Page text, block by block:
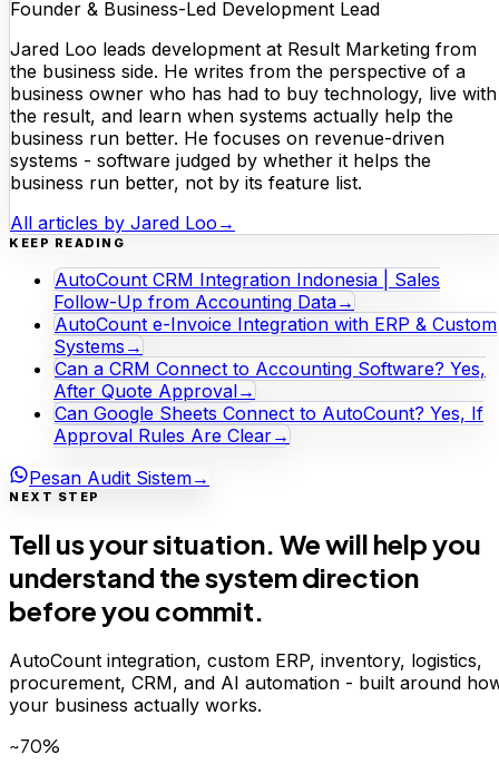
Founder & Business-Led Development Lead
Jared Loo leads development at Result Marketing from
the business side. He writes from the perspective of a
business owner who has had to buy technology, live with
the result, and learn when systems actually help the
business run better. He focuses on revenue-driven
systems - software judged by whether it helps the
business run better, not by its feature list.
All articles by Jared Loo →
KEEP READING
AutoCount CRM Integration Indonesia | Sales
Follow-Up from Accounting Data→
AutoCount e-Invoice Integration with ERP & Custom
Systems →
Can a CRM Connect to Accounting Software? Yes,
After Quote Approval→
Can Google Sheets Connect to AutoCount? Yes, If
Approval Rules Are Clear→
Pesan Audit Sistem→
NEXT STEP
Tell us your situation. We will help you
understand the system direction
before you commit.
AutoCount integration, custom ERP, inventory, logistics,
procurement, CRM, and AI automation - built around
your business actually works.
~70%